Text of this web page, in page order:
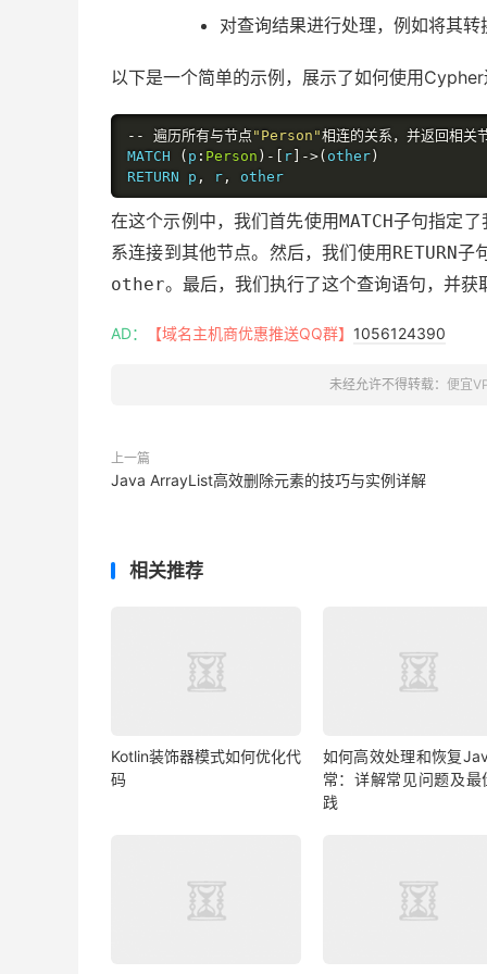
对查询结果进行处理，例如将其
以下是一个简单的示例，展示了如何使用
-- 遍历所有与节点 "Person"相连的关系，并返回相关
MATCH
( p : Person )-[ r ]->( other )
RETURN p , r , other
在这个示例中，我们首先使用MATCH子句指定了
系连接到其他节点。然后，我们使用RETURN子
other。最后，我们执行了这个查询语句，并获
AD： 【域名主机商优惠推送QQ群】 1056124390
未经允许不得转载： 便宜
上一篇
Java ArrayList高效删除元素的技巧与实例详解
相关推荐
Kotlin装饰器模式如何优化代
码
如何高效处理和恢复
常：详解常见问题及最
践